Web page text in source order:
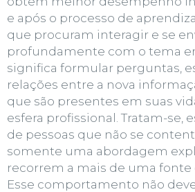
e após o processo de
que procuram interagir e se
profundamente com o tema
significa formular perguntas,
relações entre a nova
que são presentes em suas
esfera profissional. Tratam-se,
de pessoas que não se
somente uma abordagem
recorrem a mais de uma fonte
Esse comportamento não